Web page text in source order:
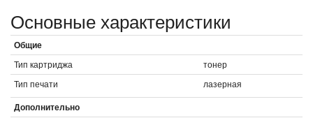
Основные характеристики
Общие
Тип картриджа
тонер
Тип печати
лазерная
Дополнительно